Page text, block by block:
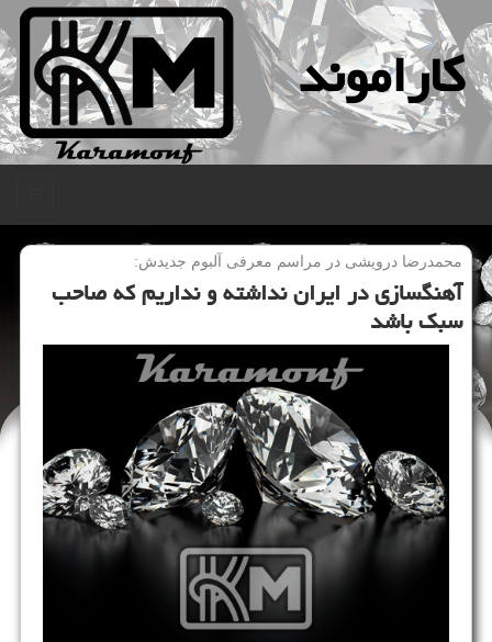
كاراموند
محمدرضا درویشی در مراسم معرفی آلبوم جدیدش:
آهنگسازی در ایران نداشته و نداریم كه صاحب
سبك باشد